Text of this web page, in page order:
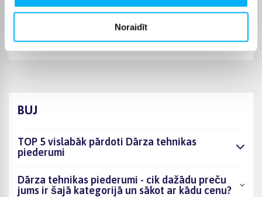
Noraidīt
BUJ
TOP 5 vislabāk pārdoti Dārza tehnikas
piederumi
Dārza tehnikas piederumi - cik dažādu preču
jums ir šajā kategorijā un sākot ar kādu cenu?